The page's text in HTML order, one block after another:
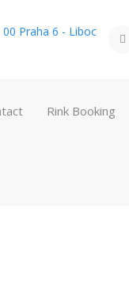
Praha 6 - Liboc
Rink Booking